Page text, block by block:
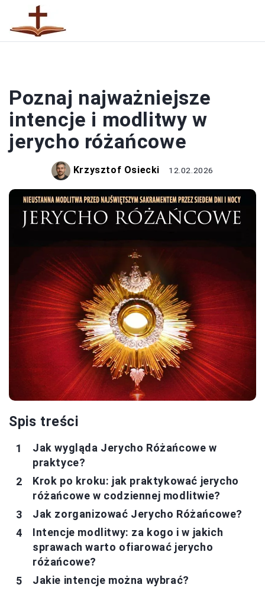
Poznaj najważniejsze
intencje i modlitwy w
jerycho różańcowe
Krzysztof Osiecki 12.02.2026
Spis treści
Jak wygląda Jerycho Różańcowe w
praktyce?
Krok po kroku: jak praktykować jerycho
różańcowe w codziennej modlitwie?
Jak zorganizować Jerycho Różańcowe?
Intencje modlitwy: za kogo i w jakich
sprawach warto ofiarować jerycho
różańcowe?
Jakie intencje można wybrać?